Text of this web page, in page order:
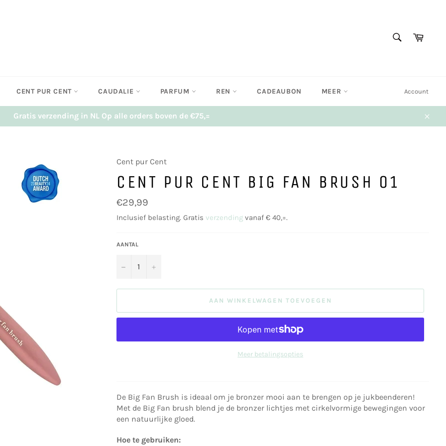
CENT PUR CENT CAUDALIE PARFUM REN CADEAUBON MEER Account
Gratis verzending in NL Op alle orders boven de €75,=
Cent pur Cent
CENT PUR CENT BIG FAN BRUSH 01
Normale
prijs
€29,99
Inclusief belasting. Gratis verzendingvanaf € 40,=.
AANTAL
− +
AAN WINKELWAGEN TOEVOEGEN
Meer betalingsopties
De Big Fan Brush is ideaal om je bronzer mooi aan te brengen op je jukbeenderen!
Met de Big Fan brush blend je de bronzer lichtjes met cirkelvormige bewegingen voor
een natuurlijke gloed.
Hoe te gebruiken: